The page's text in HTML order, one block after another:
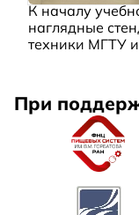
К началу
наглядные
техники МГТУ
При